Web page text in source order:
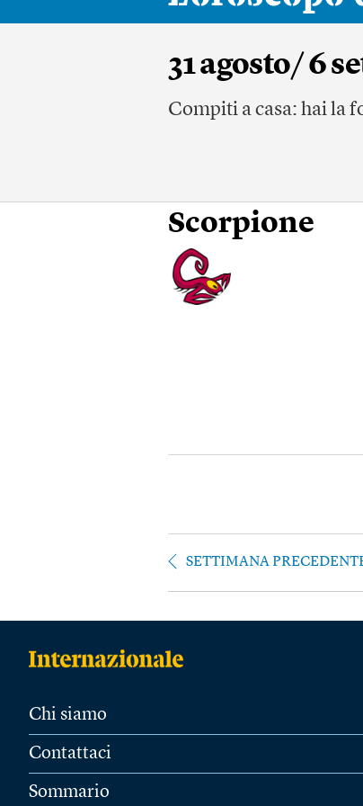
31 agosto/ 6
Compiti a casa: hai la
Scorpione
SETTIMANA
Chi siamo
Contattaci
Sommario